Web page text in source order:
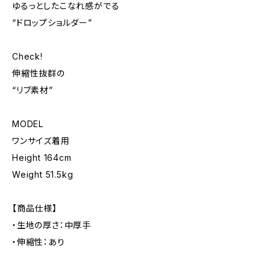
ゆるっとしたこなれ感がでる
“ドロップショルダー”
Check!
伸縮性抜群の
“リブ素材”
MODEL
ワンサイズ着用
Height 164cm
Weight 51.5kg
【商品仕様】
・生地の厚さ：中厚手
・伸縮性：あり